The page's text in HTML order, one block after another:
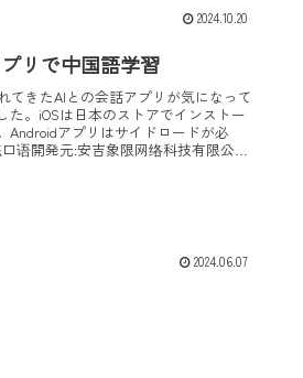
2024.10.20
リで中国語学習
てきたAIとの会話アプリが気になって
た。iOSは日本のストアでインストー
Androidアプリはサイドロードが必
语開発元:安吉象限网络科技有限公司
2024.06.07